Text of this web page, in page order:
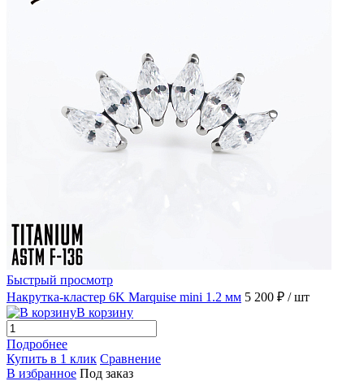
Быстрый просмотр
Накрутка-кластер 6K Marquise mini 1.2 мм 5 200 ₽ / шт
В корзину
Подробнее
Купить в 1 клик Сравнение
В избранное Под заказ